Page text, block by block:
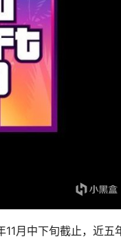
月中下旬截止，近